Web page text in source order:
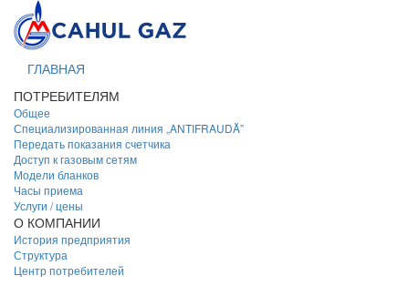
ГЛАВНАЯ
ПОТРЕБИТЕЛЯМ
Общее
Специализированная линия „ANTIFRAUDĂ”
Передать показания счетчика
Доступ к газовым сетям
Модели бланков
Часы приема
Услуги / цены
О КОМПАНИИ
История предприятия
Структура
Центр потребителей